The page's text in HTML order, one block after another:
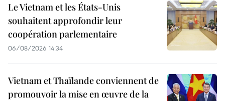
Le Vietnam et les États-Unis
souhaitent approfondir leur
coopération parlementaire
06/08/2026 14:34
Vietnam et Thaïlande conviennent de
promouvoir la mise en œuvre de la